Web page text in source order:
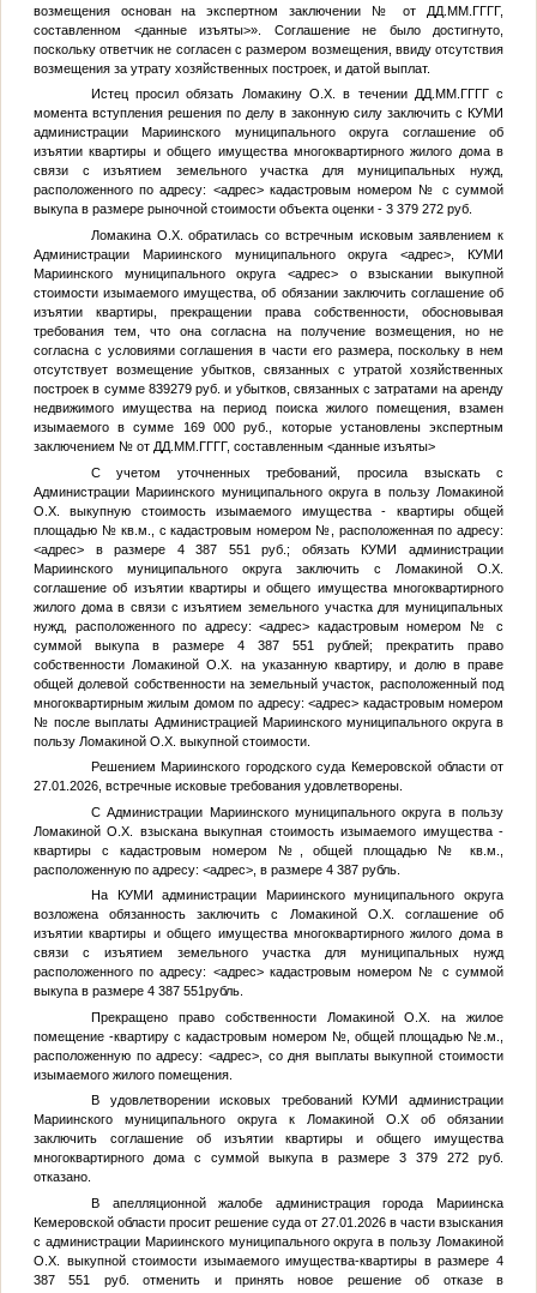
возмещения основан на экспертном заключении
№ от ДД.ММ.ГГГГ,
составленном <данные изъяты>». Соглашение не было достигнуто,
поскольку ответчик не согласен с размером возмещения, ввиду отсутствия
возмещения за утрату хозяйственных построек, и датой выплат.
Истец просил обязать Ломакину О.Х. в течении ДД.ММ.ГГГГс
момента вступления решения по делу в законную силу заключить с КУМИ
администрации Мариинского муниципального округа соглашение об
изъятии квартиры и общего имущества многоквартирного жилого дома в
связи с изъятием земельного участка для муниципальных нужд,
расположенного по адресу: <адрес>кадастровым номером №
с суммой
выкупа в размере рыночной стоимости объекта оценки - 3 379 272 руб.
Ломакина О.Х. обратилась со встречным исковым заявлением к
Администрации Мариинского муниципального округа<адрес> , КУМИ
Мариинского муниципального округа <адрес> о взыскании выкупной
стоимости изымаемого имущества, об обязании заключить соглашение об
изъятии квартиры, прекращении права собственности, обосновывая
требования тем, что она согласна на получение возмещения, но не
согласна с условиями соглашения в части его размера, поскольку в нем
отсутствует возмещение убытков, связанных с утратой хозяйственных
построек в сумме 839279 руб. и убытков, связанных с затратами на аренду
недвижимого имущества на период поиска жилого помещения, взамен
изымаемого в сумме 169 000 руб., которые установлены экспертным
заключением №от ДД.ММ.ГГГГ, составленным <данные изъяты>
С учетом уточненных требований, просила взыскать с
Администрации Мариинского муниципального округа в пользу Ломакиной
О.Х. выкупную стоимость изымаемого имущества - квартиры общей
площадью № кв.м., с кадастровым номером № , расположенная по адресу:
<адрес>в размере 4 387 551 руб.; обязать КУМИ администрации
Мариинского муниципального округа заключить с Ломакиной О.Х.
соглашение об изъятии квартиры и общего имущества многоквартирного
жилого дома в связи с изъятием земельного участка для муниципальных
нужд, расположенного по адресу:<адрес> кадастровым номером №
с
суммой выкупа в размере 4 387 551 рублей; прекратить право
собственности Ломакиной О.Х. на указанную квартиру, и долю в праве
общей долевой собственности на земельный участок, расположенный под
многоквартирным жилым домом по адресу:<адрес> кадастровым номером
№ после выплаты Администрацией Мариинского муниципального округа в
пользу Ломакиной О.Х. выкупной стоимости.
Решением Мариинского городского суда Кемеровской области от
27.01.2026, встречные исковые требования удовлетворены.
С Администрации Мариинского муниципального округа в пользу
Ломакиной О.Х. взыскана выкупная стоимость изымаемого имущества -
квартиры с кадастровым номером
№ , общей площадью №
кв.м.,
расположенную по адресу: <адрес>, в размере 4 387 рубль.
На КУМИ администрации Мариинского муниципального округа
возложена обязанность заключить с Ломакиной О.Х. соглашение об
изъятии квартиры и общего имущества многоквартирного жилого дома в
связи с изъятием земельного участка для муниципальных нужд
расположенного по адресу: <адрес>кадастровым номером №
с суммой
выкупа в размере 4 387 551рубль.
Прекращено право собственности Ломакиной О.Х. на жилое
помещение -квартиру с кадастровым номером № , общей площадью № .м.,
расположенную по адресу: <адрес>, со дня выплаты выкупной стоимости
изымаемого жилого помещения.
В удовлетворении исковых требований КУМИ администрации
Мариинского муниципального округа к Ломакиной О.Х об обязании
заключить соглашение об изъятии квартиры и общего имущества
многоквартирного дома с суммой выкупа в размере 3 379 272 руб.
отказано.
В апелляционной жалобе администрация города Мариинска
Кемеровской области просит решение суда от 27.01.2026 в части взыскания
с администрации Мариинского муниципального округа в пользу Ломакиной
О.Х. выкупной стоимости изымаемого имущества-квартиры в размере 4
387 551 руб. отменить и принять новое решение об отказе в